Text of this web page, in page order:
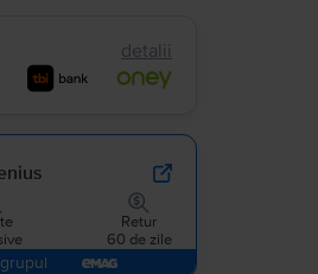
detalii
Retur
60 de zile